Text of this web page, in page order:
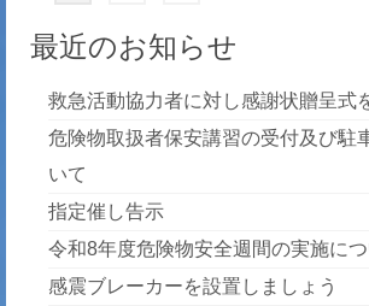
稿
の
ペ
ー
ジ
送
最近のお知らせ
救急活動協力者に対し感謝状贈呈式
危険物取扱者保安講習の受付及び駐
いて
指定催し告示
令和8年度危険物安全週間の実施に
感震ブレーカーを設置しましょう